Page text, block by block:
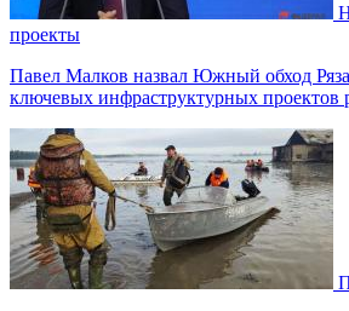
проекты
Павел Малков назвал Южный обход
ключевых инфраструктурных проектов